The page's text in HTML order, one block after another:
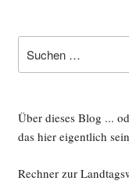
nach:
Über dieses Blog ...
das hier eigentlich
Rechner zur